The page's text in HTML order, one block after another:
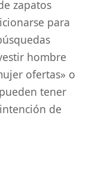
zapatos
para
hombre
ofertas» o
tener
de